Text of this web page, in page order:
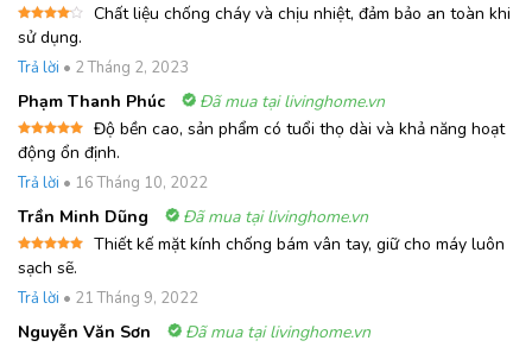
Được
xếp
hạng 4
5 sao
Chất liệu chống cháy và chịu nhiệt, đảm bảo an toàn khi
sử dụng.
Trả lời • 2 Tháng 2, 2023
Phạm Thanh Phúc Đã mua tại livinghome.vn
Được xếp
hạng5 5
sao
Độ bền cao, sản phẩm có tuổi thọ dài và khả năng hoạt
động ổn định.
Trả lời • 16 Tháng 10, 2022
Trần Minh Dũng Đã mua tại livinghome.vn
Được xếp
hạng 55
sao
Thiết kế mặt kính chống bám vân tay, giữ cho máy luôn
sạch sẽ.
Trả lời • 21 Tháng 9, 2022
Nguyễn Văn Sơn Đã mua tại livinghome.vn